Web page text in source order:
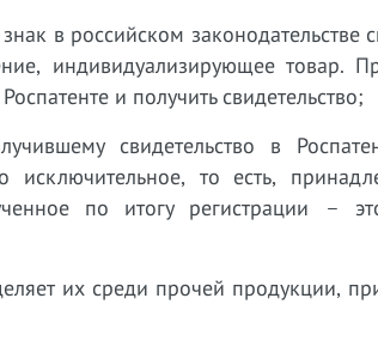
в российском законодательстве
индивидуализирующее товар.
и получить свидетельство;
свидетельство в
то есть,
по итогу регистрации –
их среди прочей продукции,